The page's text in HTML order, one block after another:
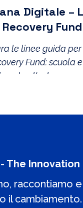
Digitale –
Recovery Fund
le linee guida
Fund: scuola
ultralarga e
4.0.
The Innovation
raccontiamo e
il cambiamento.